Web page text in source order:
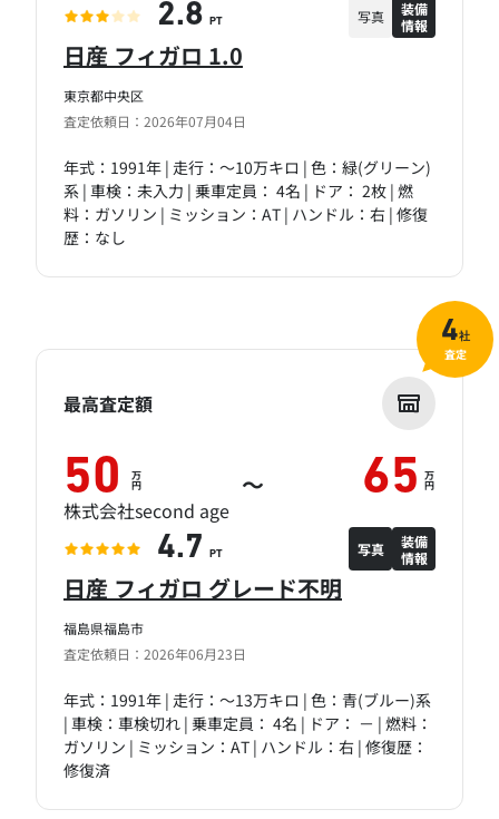
東京都中央区
査定依頼日：2026年07月04日
日産 フィガロ 1.0
年式：1991年 | 走行：～10万キロ | 色：緑(グリーン)
系 | 車検：未入力 | 乗車定員： 4名 | ドア： 2枚 | 燃
料：ガソリン | ミッション：AT | ハンドル：右 | 修復
歴：なし
2.8 PT 写真
装備
情報
福島県福島市
査定依頼日：2026年06月23日
日産 フィガロ グレード不明
年式：1991年 | 走行：～13万キロ | 色：青(ブルー)系
| 車検：車検切れ | 乗車定員： 4名 | ドア： － | 燃料：
ガソリン | ミッション：AT | ハンドル：右 | 修復歴：
修復済
最高査定額
50 万
円 ～ 65 万
円
株式会社second age
4.7 PT 写真
装備
情報
4社
査定